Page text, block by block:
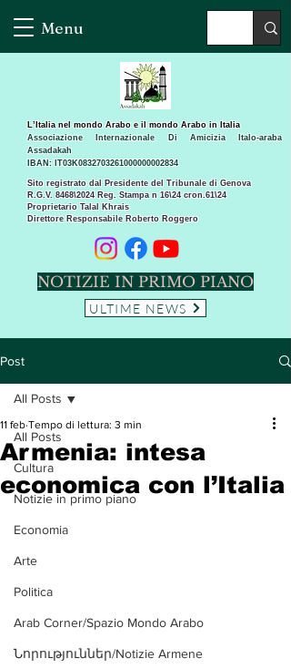
Menu
Sito registrato dal Presidente del Tribunale di Genova
R.G.V. 8468\2024 Reg. Stampa n 16\24 cron.61\24 ​
Proprietario Talal Khrais
Direttore Responsabile Roberto Roggero
L’Italia nel mondo Arabo e il mondo Arabo in Italia
Associazione Internazionale Di Amicizia Italo-araba
Assadakah
IBAN: IT03K0832703261000000002834
NOTIZIE IN PRIMO PIANO
ULTIME NEWS
Post
All Posts
Cultura
Notizie in primo piano
Economia
Arte
Politica
Arab Corner/Spazio Mondo Arabo
Նորություններ/Notizie Armene
All Posts
Armenia: intesa
economica con l’Italia
11 feb Tempo di lettura: 3 min